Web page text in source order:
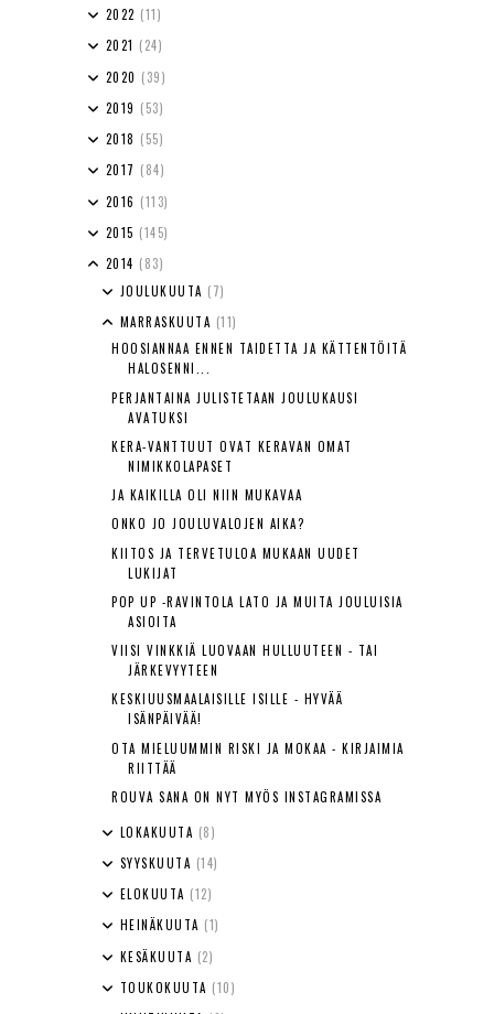
2022 (11)
2021 (24)
2020 (39)
2019 (53)
2018 (55)
2017 (84)
2016 (113)
2015 (145)
2014 (83)
JOULUKUUTA (7)
MARRASKUUTA (11)
HOOSIANNAA ENNEN TAIDETTA JA KÄTTENTÖITÄ
HALOSENNI...
PERJANTAINA JULISTETAAN JOULUKAUSI
AVATUKSI
KERA-VANTTUUT OVAT KERAVAN OMAT
NIMIKKOLAPASET
JA KAIKILLA OLI NIIN MUKAVAA
ONKO JO JOULUVALOJEN AIKA?
KIITOS JA TERVETULOA MUKAAN UUDET
LUKIJAT
POP UP -RAVINTOLA LATO JA MUITA JOULUISIA
ASIOITA
VIISI VINKKIÄ LUOVAAN HULLUUTEEN - TAI
JÄRKEVYYTEEN
KESKIUUSMAALAISILLE ISILLE - HYVÄÄ
ISÄNPÄIVÄÄ!
OTA MIELUUMMIN RISKI JA MOKAA - KIRJAIMIA
RIITTÄÄ
ROUVA SANA ON NYT MYÖS INSTAGRAMISSA
LOKAKUUTA (8)
SYYSKUUTA (14)
ELOKUUTA (12)
HEINÄKUUTA (1)
KESÄKUUTA (2)
TOUKOKUUTA (10)